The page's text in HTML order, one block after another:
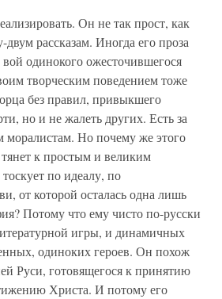
Он не так прост, как
рассказам. Иногда его проза
одинокого ожесточившегося
творческим поведением тоже
без правил, привыкшего
но и не жалеть других. Есть за
моралистам. Но почему же этого
к простым и великим
по идеалу, по
от которой осталась одна лишь
Потому что ему чисто по-русски
игры, и динамичных
одиноких героев. Он похож
Руси, готовящегося к принятию
Христа. И потому его